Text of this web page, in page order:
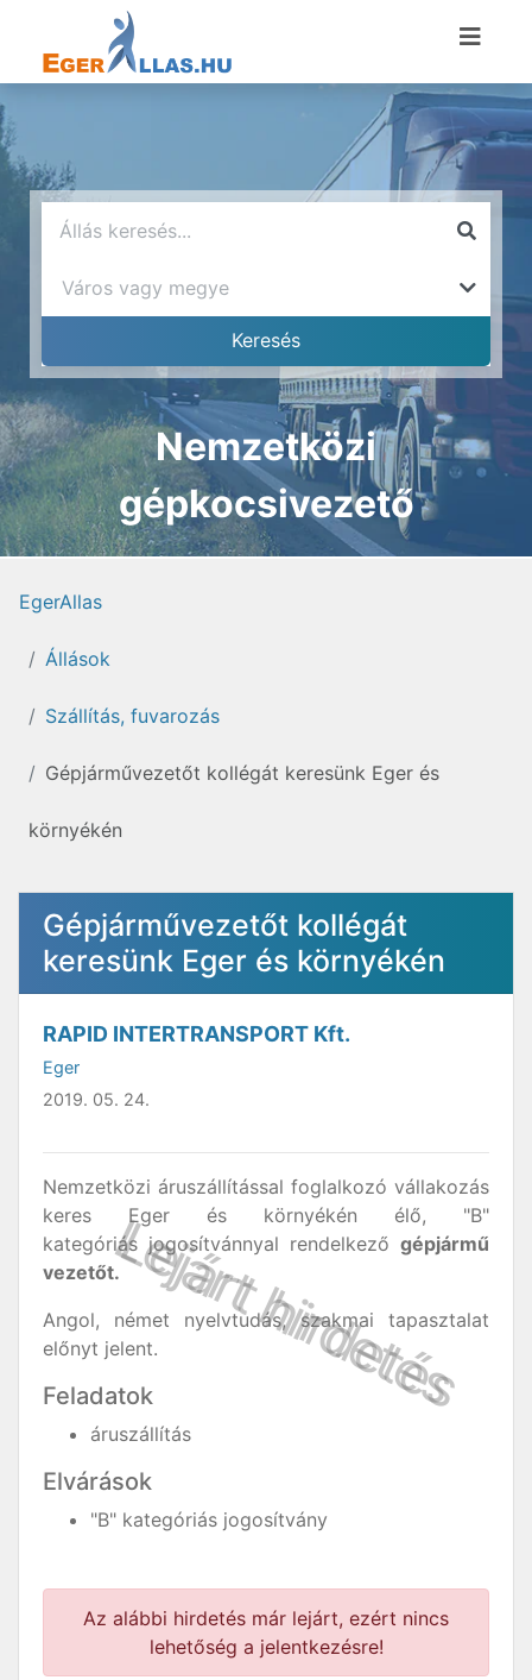
Nemzetközi
gépkocsivezető
EgerAllas
Állások
Szállítás, fuvarozás
Gépjárművezetőt kollégát keresünk Eger és
környékén
Gépjárművezetőt kollégát
keresünk Eger és környékén
RAPID INTERTRANSPORT Kft.
Eger
2019. 05. 24.
Nemzetközi áruszállítással foglalkozó vállakozás
keres Eger és környékén élő, "B"
kategóriás jogosítvánnyal rendelkező gépjármű
vezetőt.
Angol, német nyelvtudás, szakmai tapasztalat
előnyt jelent.
Feladatok
áruszállítás
Elvárások
"B" kategóriás jogosítvány
Az alábbi hirdetés már lejárt, ezért nincs
lehetőség a jelentkezésre!